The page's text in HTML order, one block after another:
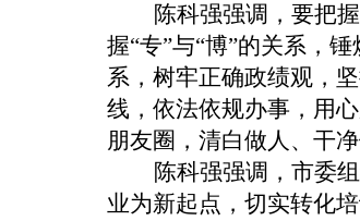
陈科强强调，要把握
握“专”与“博”的关系，
系，树牢正确政绩观，
线，依法依规办事，用
朋友圈，清白做人、干净
陈科强强调，市委
业为新起点，切实转化